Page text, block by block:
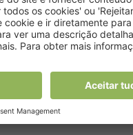
tem um Serviço
de países asseguram
qualidade”.
que ter um
saúde, para que não